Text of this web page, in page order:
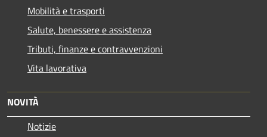
Mobilità e trasporti
Salute, benessere e assistenza
Tributi, finanze e contravvenzioni
Vita lavorativa
NOVITÀ
Notizie